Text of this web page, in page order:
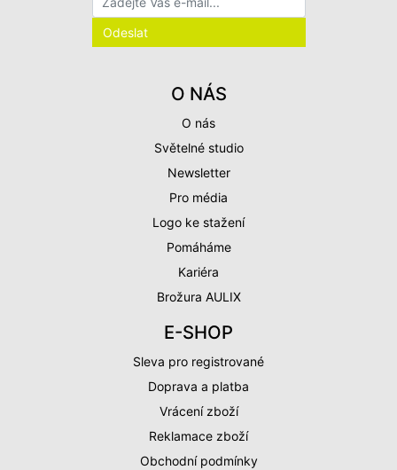
O NÁS
O nás
Světelné studio
Newsletter
Pro média
Logo ke stažení
Pomáháme
Kariéra
Brožura AULIX
E-SHOP
Sleva pro registrované
Doprava a platba
Vrácení zboží
Reklamace zboží
Obchodní podmínky